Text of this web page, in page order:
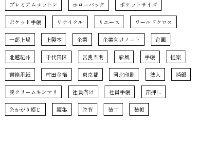
プレミアムコットン ホローバック ポケットサイズ
ポケット手帳 リサイクル リユース ワールドクロス
一部上場 上製本 企業 企業向けノート 企画
北越紀州 千代田区 宮良当明 彩風 手帳 提案
書籍用紙 村田金箔 東京都 河北印刷 法人 消銀
淡クリームキンマリ 社員向け 社員手帳 箔押し
糸かがり綴じ 編集 腔背 装丁 装幀